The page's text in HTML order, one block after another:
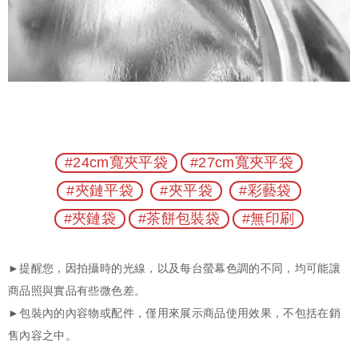
#24cm寬夾平袋
#27cm寬夾平袋
#夾鏈平袋
#夾平袋
#彩藝袋
#夾鏈袋
#茶餅包裝袋 #無印刷